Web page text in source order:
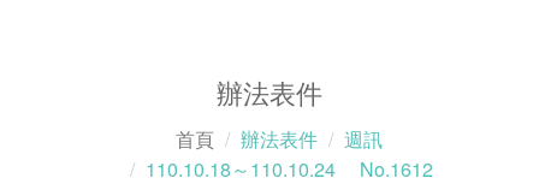
辦法表件
首頁 辦法表件
週訊
110.10.18～110.10.24 No.1612